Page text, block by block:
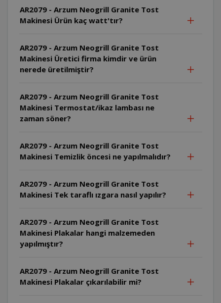
AR2079 - Arzum Neogrill Granite Tost
Makinesi Ürün kaç watt'tır?
AR2079 - Arzum Neogrill Granite Tost
Makinesi Üretici firma kimdir ve ürün
nerede üretilmiştir?
AR2079 - Arzum Neogrill Granite Tost
Makinesi Termostat/ikaz lambası ne
zaman söner?
AR2079 - Arzum Neogrill Granite Tost
Makinesi Temizlik öncesi ne yapılmalıdır?
AR2079 - Arzum Neogrill Granite Tost
Makinesi Tek taraflı ızgara nasıl yapılır?
AR2079 - Arzum Neogrill Granite Tost
Makinesi Plakalar hangi malzemeden
yapılmıştır?
AR2079 - Arzum Neogrill Granite Tost
Makinesi Plakalar çıkarılabilir mi?